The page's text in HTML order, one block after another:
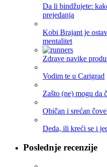
Da li bindžujete:
prejedanja
Kobi Brajant je
mentalitet
Zdrave navike
Vodim te u Carigrad
Zašto (ne) mogu da
Običan i srećan
Deda, ili kreći se i
Poslednje recenzije